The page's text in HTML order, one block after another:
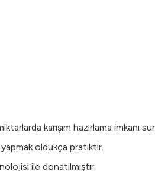
karışım hazırlama imkanı
oldukça pratiktir.
ile donatılmıştır.